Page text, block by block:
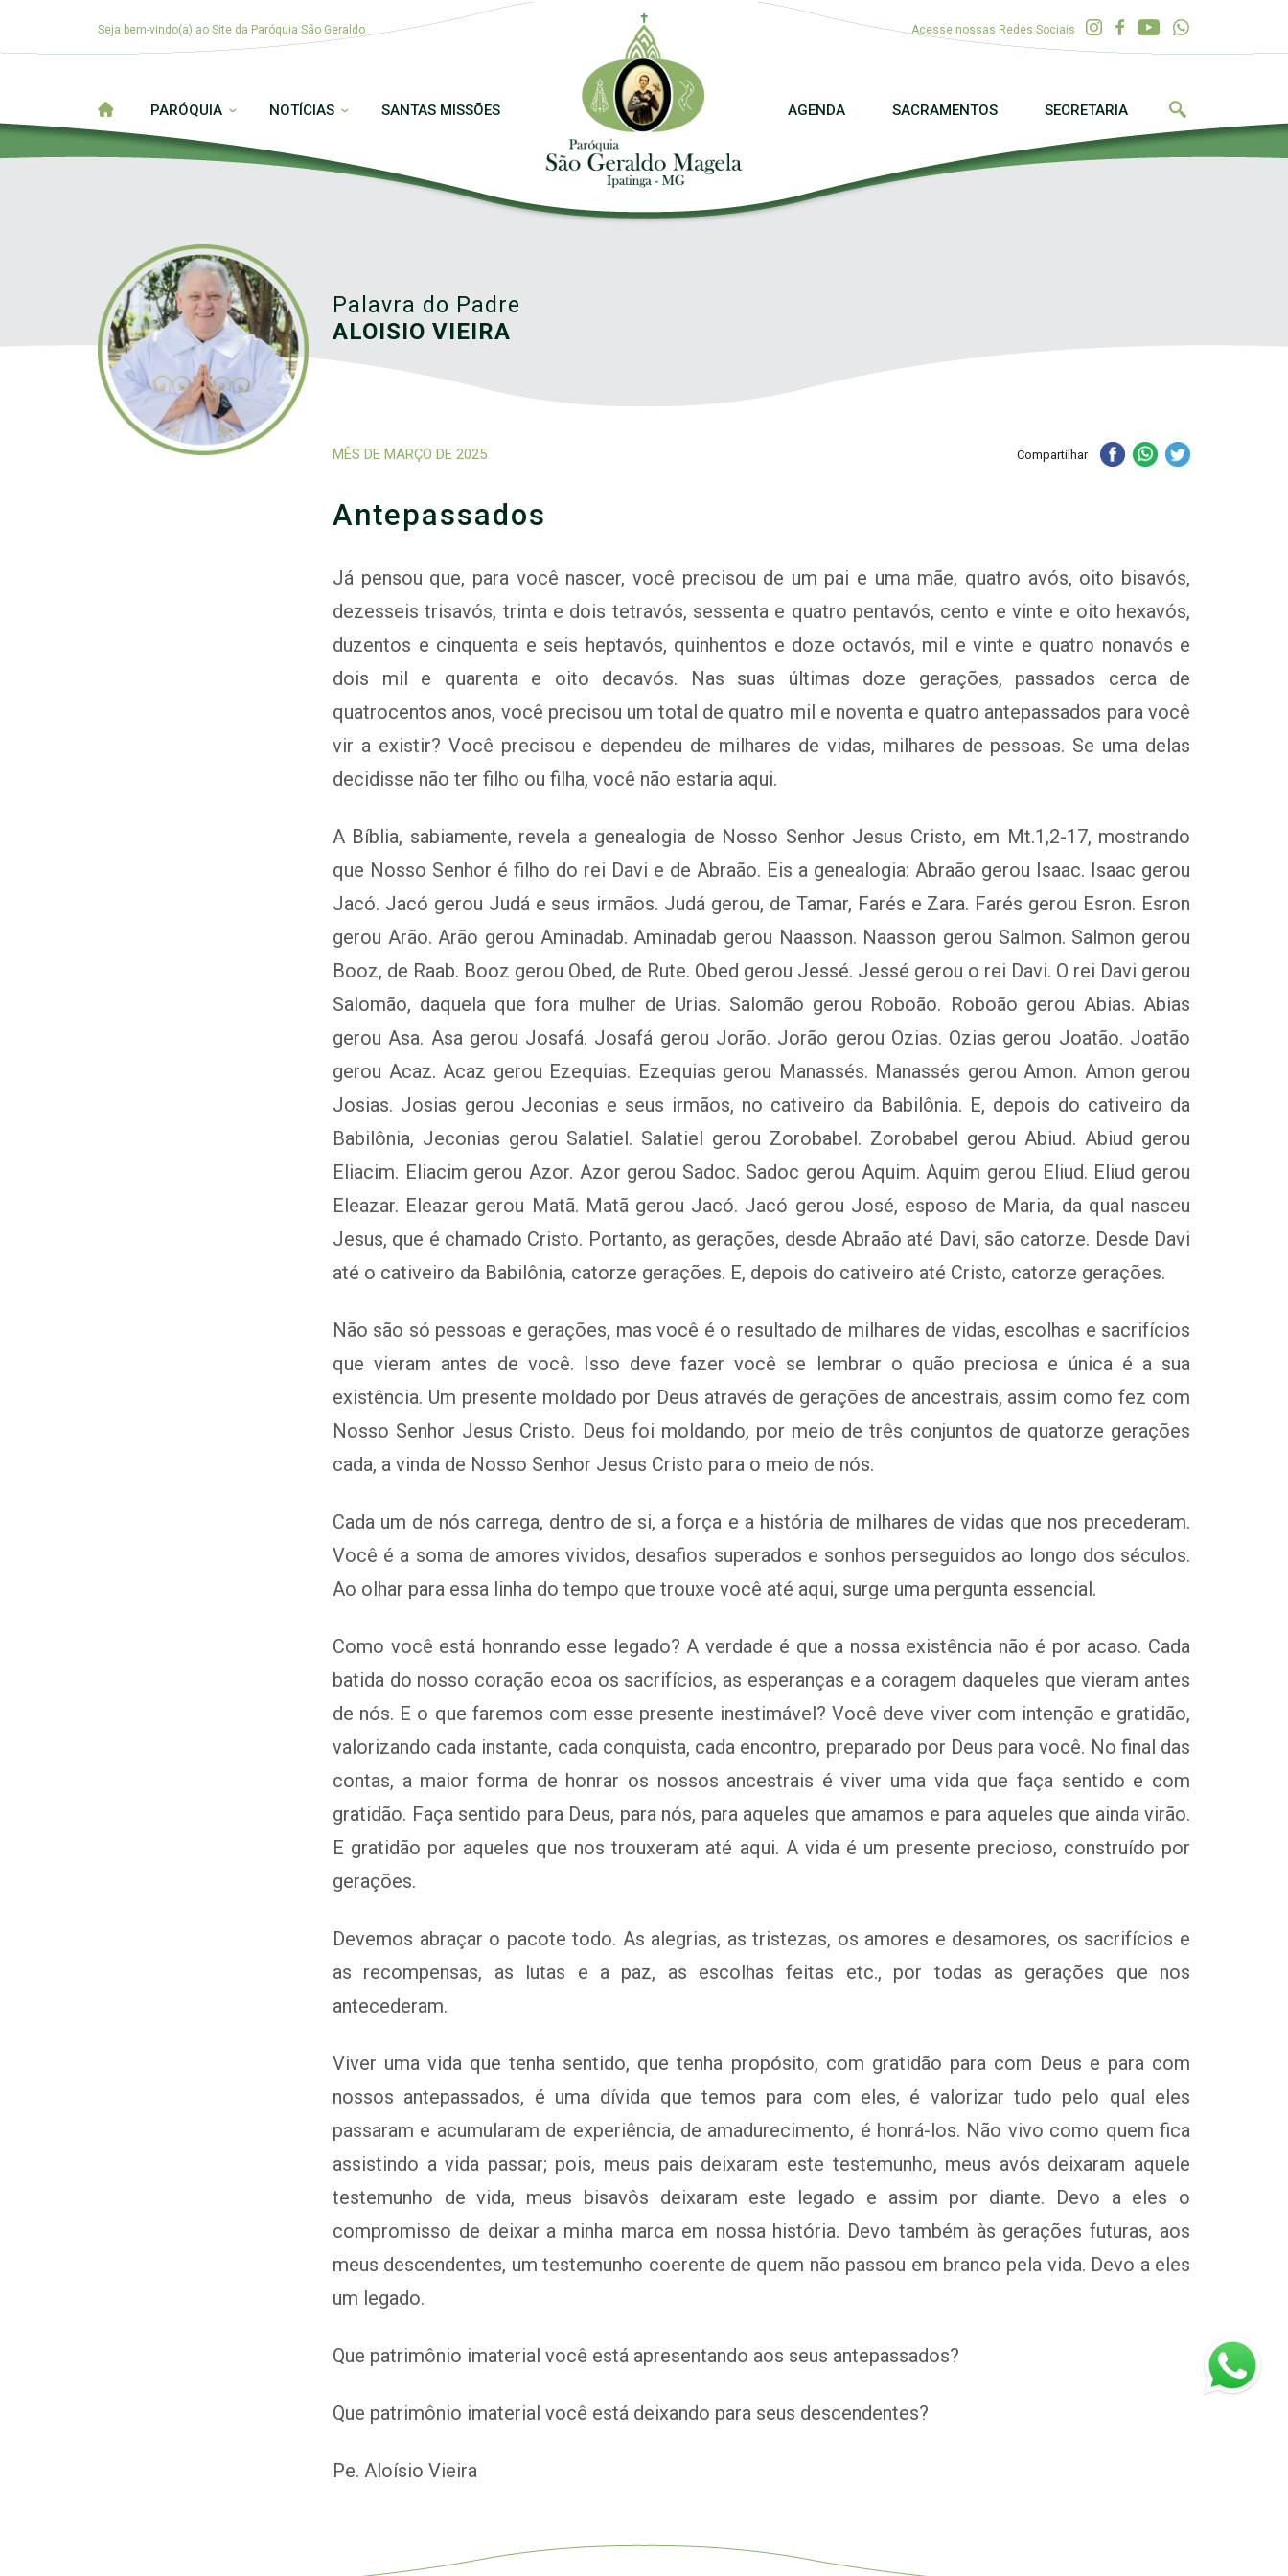
Seja bem-vindo(a) ao Site da Paróquia São Geraldo Acesse nossas Redes Sociais
PARÓQUIA NOTÍCIAS SANTAS MISSÕES AGENDA SACRAMENTOS SECRETARIA
Palavra do Padre
ALOISIO VIEIRA
MÊS DE MARÇO DE 2025 Compartilhar
Antepassados
Já pensou que, para você nascer, você precisou de um pai e uma mãe, quatro avós, oito bisavós,
dezesseis trisavós, trinta e dois tetravós, sessenta e quatro pentavós, cento e vinte e oito hexavós,
duzentos e cinquenta e seis heptavós, quinhentos e doze octavós, mil e vinte e quatro nonavós e
dois mil e quarenta e oito decavós. Nas suas últimas doze gerações, passados cerca de
quatrocentos anos, você precisou um total de quatro mil e noventa e quatro antepassados para você
vir a existir? Você precisou e dependeu de milhares de vidas, milhares de pessoas. Se uma delas
decidisse não ter filho ou filha, você não estaria aqui.
A Bíblia, sabiamente, revela a genealogia de Nosso Senhor Jesus Cristo, em Mt.1,2-17, mostrando
que Nosso Senhor é filho do rei Davi e de Abraão. Eis a genealogia: Abraão gerou Isaac. Isaac gerou
Jacó. Jacó gerou Judá e seus irmãos. Judá gerou, de Tamar, Farés e Zara. Farés gerou Esron. Esron
gerou Arão. Arão gerou Aminadab. Aminadab gerou Naasson. Naasson gerou Salmon. Salmon gerou
Booz, de Raab. Booz gerou Obed, de Rute. Obed gerou Jessé. Jessé gerou o rei Davi. O rei Davi gerou
Salomão, da­quela que fora mulher de Urias. Salomão gerou Roboão. Roboão gerou Abias. Abias
gerou Asa. Asa gerou Josafá. Josafá gerou Jorão. Jorão gerou Ozias. Ozias gerou Joatão. Joatão
gerou Acaz. Acaz gerou Ezequias. Ezequias gerou Manassés. Manassés gerou Amon. Amon gerou
Josias. Josias gerou Jeconias e seus irmãos, no cativeiro da Babilônia. E, depois do cativeiro da
Babilônia, Jeconias gerou Salatiel. Salatiel gerou Zoro­babel. Zorobabel gerou Abiud. Abiud gerou
Eliacim. Eliacim gerou Azor. Azor gerou Sadoc. Sadoc gerou Aquim. Aquim gerou Eliud. Eliud gerou
Eleazar. Eleazar gerou Matã. Matã gerou Jacó. Jacó gerou José, esposo de Maria, da qual nasceu
Jesus, que é chamado Cristo. Portanto, as gerações, desde Abraão até Davi, são catorze. Desde Davi
até o cativeiro da Babilônia, catorze gerações. E, depois do cati­veiro até Cristo, catorze gerações.
Não são só pessoas e gerações, mas você é o resultado de milhares de vidas, escolhas e sacrifícios
que vieram antes de você. Isso deve fazer você se lembrar o quão preciosa e única é a sua
existência. Um presente moldado por Deus através de gerações de ancestrais, assim como fez com
Nosso Senhor Jesus Cristo. Deus foi moldando, por meio de três conjuntos de quatorze gerações
cada, a vinda de Nosso Senhor Jesus Cristo para o meio de nós.
Cada um de nós carrega, dentro de si, a força e a história de milhares de vidas que nos precederam.
Você é a soma de amores vividos, desafios superados e sonhos perseguidos ao longo dos séculos.
Ao olhar para essa linha do tempo que trouxe você até aqui, surge uma pergunta essencial.
Como você está honrando esse legado? A verdade é que a nossa existência não é por acaso. Cada
batida do nosso coração ecoa os sacrifícios, as esperanças e a coragem daqueles que vieram antes
de nós. E o que faremos com esse presente inestimável? Você deve viver com intenção e gratidão,
valorizando cada instante, cada conquista, cada encontro, preparado por Deus para você. No final das
contas, a maior forma de honrar os nossos ancestrais é viver uma vida que faça sentido e com
gratidão. Faça sentido para Deus, para nós, para aqueles que amamos e para aqueles que ainda virão.
E gratidão por aqueles que nos trouxeram até aqui. A vida é um presente precioso, construído por
gerações.
Devemos abraçar o pacote todo. As alegrias, as tristezas, os amores e desamores, os sacrifícios e
as recompensas, as lutas e a paz, as escolhas feitas etc., por todas as gerações que nos
antecederam.
Viver uma vida que tenha sentido, que tenha propósito, com gratidão para com Deus e para com
nossos antepassados, é uma dívida que temos para com eles, é valorizar tudo pelo qual eles
passaram e acumularam de experiência, de amadurecimento, é honrá-los. Não vivo como quem fica
assistindo a vida passar; pois, meus pais deixaram este testemunho, meus avós deixaram aquele
testemunho de vida, meus bisavôs deixaram este legado e assim por diante. Devo a eles o
compromisso de deixar a minha marca em nossa história. Devo também às gerações futuras, aos
meus descendentes, um testemunho coerente de quem não passou em branco pela vida. Devo a eles
um legado.
Que patrimônio imaterial você está apresentando aos seus antepassados?
Que patrimônio imaterial você está deixando para seus descendentes?
Pe. Aloísio Vieira